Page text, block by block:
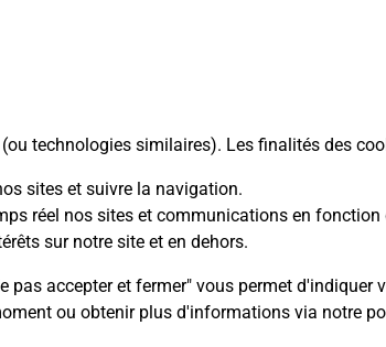
technologies similaires). Les finalités des
sites et suivre la navigation.
réel nos sites et communications en
sur notre site et en dehors.
accepter et fermer" vous permet d'indiquer
ou obtenir plus d'informations via notre